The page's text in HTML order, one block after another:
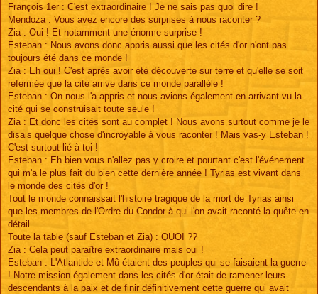
François 1er : C'est extraordinaire ! Je ne sais pas quoi dire !
Mendoza : Vous avez encore des surprises à nous raconter ?
Zia : Oui ! Et notamment une énorme surprise !
Esteban : Nous avons donc appris aussi que les cités d'or n'ont pas
toujours été dans ce monde !
Zia : Eh oui ! C'est après avoir été découverte sur terre et qu'elle se soit
refermée que la cité arrive dans ce monde parallèle !
Esteban : On nous l'a appris et nous avions également en arrivant vu la
cité qui se construisait toute seule !
Zia : Et donc les cités sont au complet ! Nous avons surtout comme je le
disais quelque chose d'incroyable à vous raconter ! Mais vas-y Esteban !
C'est surtout lié à toi !
Esteban : Eh bien vous n'allez pas y croire et pourtant c'est l'événement
qui m'a le plus fait du bien cette dernière année ! Tyrias est vivant dans
le monde des cités d'or !
Tout le monde connaissait l'histoire tragique de la mort de Tyrias ainsi
que les membres de l'Ordre du Condor à qui l'on avait raconté la quête en
détail.
Toute la table (sauf Esteban et Zia) : QUOI ??
Zia : Cela peut paraître extraordinaire mais oui !
Esteban : L'Atlantide et Mû étaient des peuples qui se faisaient la guerre
! Notre mission également dans les cités d'or était de ramener leurs
descendants à la paix et de finir définitivement cette guerre qui avait